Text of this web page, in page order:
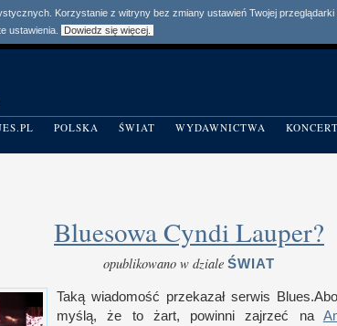
Korzystanie z witryny bez zmiany ustawień Twojej
ustawienia.
Dowiedz się więcej.
POLSKA ŚWIAT WYDAWNICTWA
Bluesowa Cyndi Lauper?
opublikowano w dziale ŚWIAT
Taką wiadomość przekazał serwis
myślą, że to żart, powinni zajrzeć na